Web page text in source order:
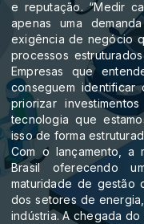
e reputação. “Medir
apenas uma
exigência de negócio
processos
Empresas que
conseguem identificar
priorizar
tecnologia que
isso de forma
Com o lançamento, a
Brasil oferecendo
maturidade de gestão
dos setores de
indústria. A chegada